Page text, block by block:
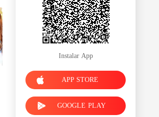
Instalar App
APP STORE
GOOGLE PLAY